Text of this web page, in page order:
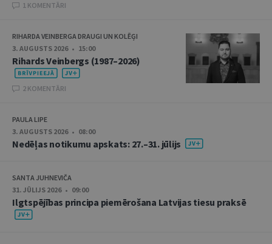
1 KOMENTĀRI
RIHARDA VEINBERGA DRAUGI UN KOLĒĢI
3. AUGUSTS 2026 • 15:00
Rihards Veinbergs (1987–2026)
2 KOMENTĀRI
PAULA LIPE
3. AUGUSTS 2026 • 08:00
Nedēļas notikumu apskats: 27.–31. jūlijs
SANTA JUHNEVIČA
31. JŪLIJS 2026 • 09:00
Ilgtspējības principa piemērošana Latvijas tiesu praksē